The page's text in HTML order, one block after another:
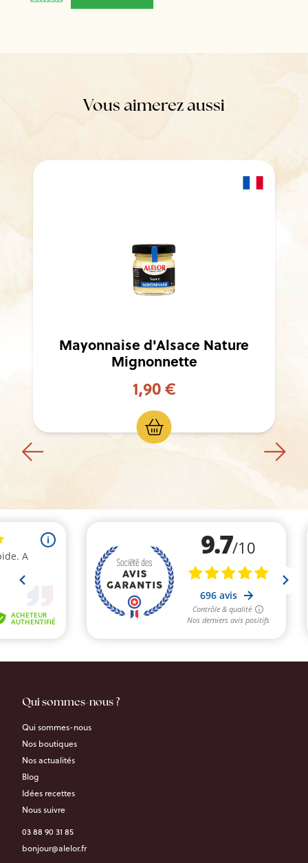
Vous aimerez aussi
Mayonnaise d'Alsace Nature
Mignonnette
1,90 €
Qui sommes-nous ?
Qui sommes-nous
Nos boutiques
Nos actualités
Blog
Idées recettes
Nous suivre
03 88 90 31 85
bonjour@alelor.fr